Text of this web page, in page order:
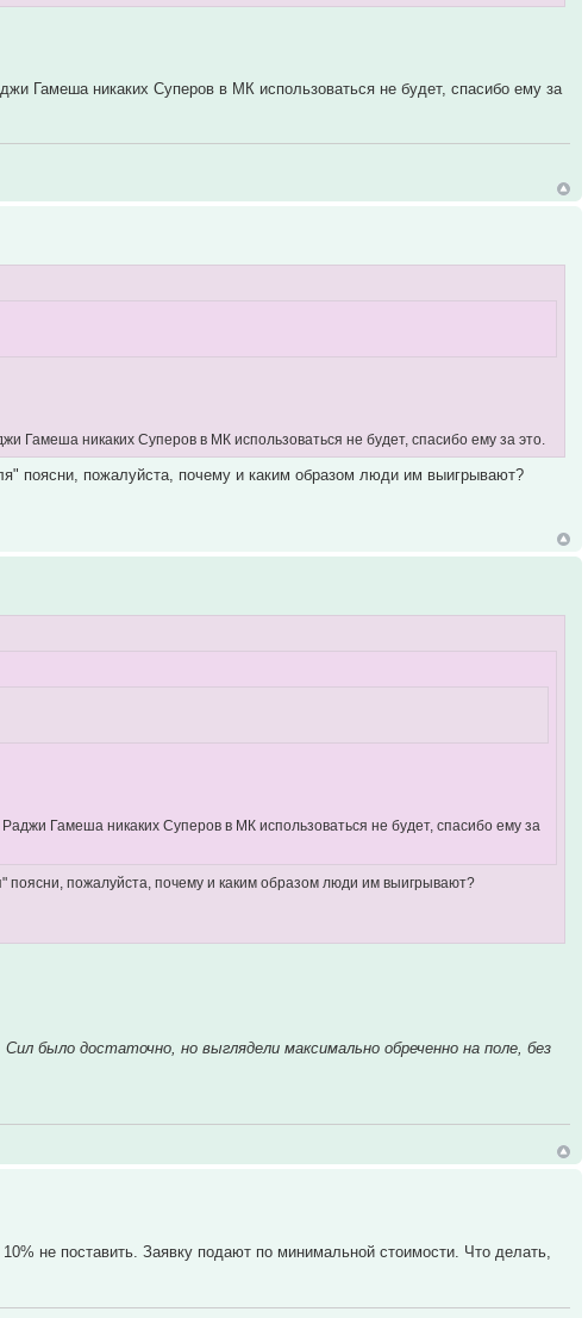
Гамеша никаких Суперов в МК использоваться не будет, спасибо ему за
Гамеша никаких Суперов в МК использоваться не будет, спасибо ему за это.
поясни, пожалуйста, почему и каким образом люди им выигрывают?
Гамеша никаких Суперов в МК использоваться не будет, спасибо ему за
пожалуйста, почему и каким образом люди им выигрывают?
было достаточно, но выглядели максимально обреченно на поле, без
не поставить. Заявку подают по минимальной стоимости. Что делать,